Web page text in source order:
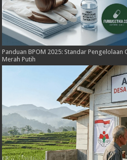
Panduan BPOM 2025: Standar Pengelolaan
Merah Putih